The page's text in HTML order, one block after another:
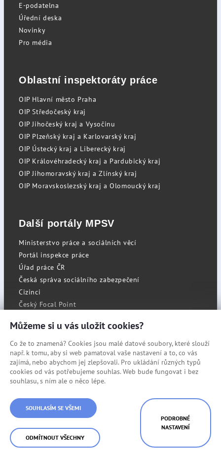
E-podatelna
Úřední deska
Novinky
Pro média
Oblastní inspektoráty práce
OIP Hlavní město Praha
OIP Středočeský kraj
OIP Jihočeský kraj a Vysočinu
OIP Plzeňský kraj a Karlovarský kraj
OIP Ústecký kraj a Liberecký kraj
OIP Královéhradecký kraj a Pardubický kraj
OIP Jihomoravský kraj a Zlínský kraj
OIP Moravskoslezský kraj a Olomoucký kraj
Další portály MPSV
Ministerstvo práce a sociálních věcí
Portál inspekce práce
Úřad práce ČR
Česká správa sociálního zabezpečení
Cizinci
Český Focal Point
RSS
Cookies
Prohlášení o přístupnosti
Mapa stránek
© Státní úřad inspekce práce
Můžeme si u vás uložit cookies?
Co že to znamená? Cookies jsou malé datové soubory, které slouží
např. k tomu, aby si web pamatoval vaše nastavení a to, co vás
zajímá, nebo abychom jej zlepšovali. Pro ukládání různých typů
cookies od vás potřebujeme souhlas. Web bude fungovat i bez
souhlasu, s ním ale o něco lépe.
SOUHLASÍM SE VŠEMI
ODMÍTNOUT VŠECHNY
PODROBNÉ
NASTAVENÍ